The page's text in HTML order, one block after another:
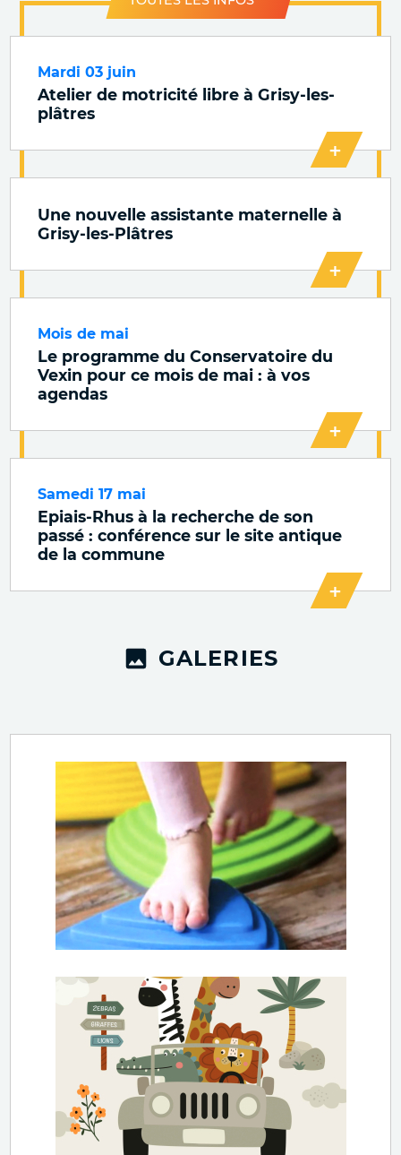
Mardi 03 juin
Atelier de motricité libre à Grisy-les-
plâtres
+
Une nouvelle assistante maternelle à
Grisy-les-Plâtres
+
Mois de mai
Le programme du Conservatoire du
Vexin pour ce mois de mai : à vos
agendas
+
Samedi 17 mai
Epiais-Rhus à la recherche de son
passé : conférence sur le site antique
de la commune
+
GALERIES